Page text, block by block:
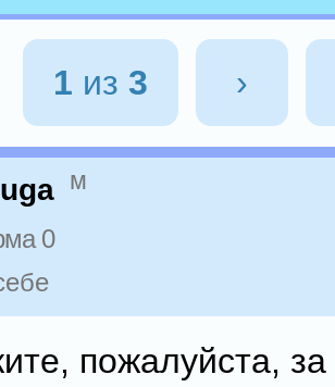
1 из 3 ›
м
0
пожалуйста, за